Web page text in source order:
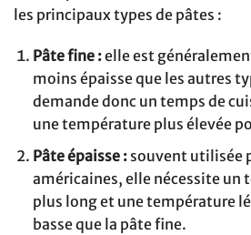
les principaux types de pâtes :
Pâte fine :elle est
moins épaisse que les autres
demande donc un temps de
une température plus élevée
Pâte épaisse :souvent utilisée
américaines, elle nécessite un
plus long et une température
basse que la pâte fine.